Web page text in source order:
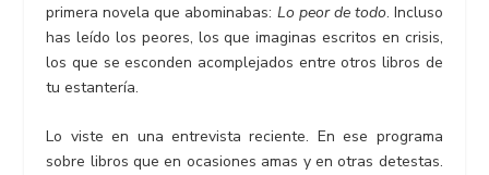
primera novela que abominabas: Lo peor de todo. Incluso
has leído los peores, los que imaginas escritos en crisis,
los que se esconden acomplejados entre otros libros de
tu estantería.
Lo viste en una entrevista reciente. En ese programa
sobre libros que en ocasiones amas y en otras detestas.